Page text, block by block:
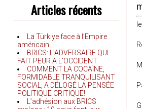
Articles récents
La Türkiye face à l’Empire
américain
BRICS: L’ADVERSAIRE QUI
FAIT PEUR A L’OCCIDENT
COMMENT LA COCAÏNE,
FORMIDABLE TRANQUILISANT
SOCIAL, A DÉLOGÉ LA PENSÉE
POLITIQUE CRITIQUE!
L’adhésion aux BRICS